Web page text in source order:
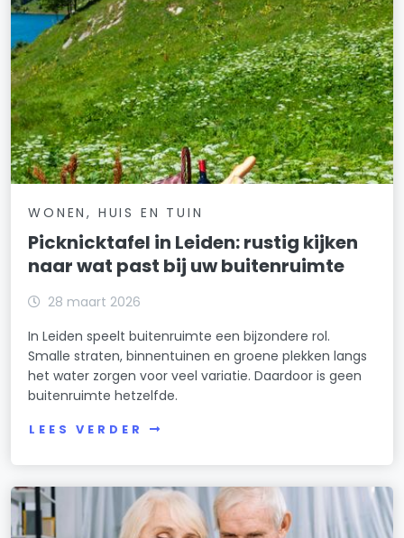
WONEN, HUIS EN TUIN
Picknicktafel in Leiden: rustig kijken
naar wat past bij uw buitenruimte
28 maart 2026
In Leiden speelt buitenruimte een bijzondere rol.
Smalle straten, binnentuinen en groene plekken langs
het water zorgen voor veel variatie. Daardoor is geen
buitenruimte hetzelfde.
LEES VERDER